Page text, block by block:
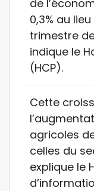
de
0,3% au
trimestre
indique le
(HCP).
Cette
agricoles
celles du
explique le